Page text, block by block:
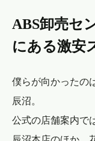
ABS卸売センターとは｜足立区辰沼
にある激安
僕らが向かったの
辰沼。
公式の店舗案内で